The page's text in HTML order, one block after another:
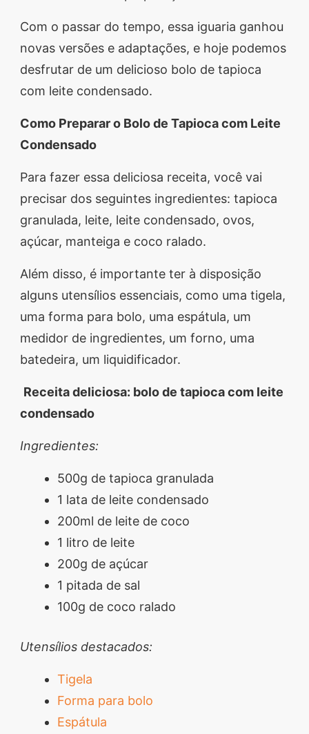
Com o passar do tempo, essa iguaria ganhou
novas versões e adaptações, e hoje podemos
desfrutar de um delicioso bolo de tapioca
com leite condensado.
Como Preparar o Bolo de Tapioca com Leite
Condensado
Para fazer essa deliciosa receita, você vai
precisar dos seguintes ingredientes: tapioca
granulada, leite, leite condensado, ovos,
açúcar, manteiga e coco ralado.
Além disso, é importante ter à disposição
alguns utensílios essenciais, como uma tigela,
uma forma para bolo, uma espátula, um
medidor de ingredientes, um forno, uma
batedeira, um liquidificador.
Receita deliciosa: bolo de tapioca com leite
condensado
Ingredientes:
500g de tapioca granulada
1 lata de leite condensado
200ml de leite de coco
1 litro de leite
200g de açúcar
1 pitada de sal
100g de coco ralado
Utensílios destacados:
Tigela
Forma para bolo
Espátula